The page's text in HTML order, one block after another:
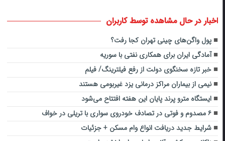
اخبار در حال مشاهده توسط کاربران
پول واگن‌های چینی تهران کجا رفت؟
آمادگی ایران برای همکاری نفتی با سوریه
خبر تازه سخنگوی دولت از رفع فیلترینگ/ فیلم
نیمی از بیماران مراکز درمانی یزد غیربومی هستند
ایستگاه مترو پرند پایان این هفته افتتاح می‌شود
۶ مصدوم‌ و فوتی در تصادف خودروی سواری با تریلی در خواف
شرایط جدید دریافت انواع وام مسکن + جزئیات